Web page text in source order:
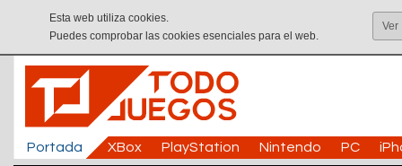
Esta web utiliza cookies.
Puedes comprobar las cookies esenciales para el web.
Ver
Portada XBox PlayStation Nintendo PC